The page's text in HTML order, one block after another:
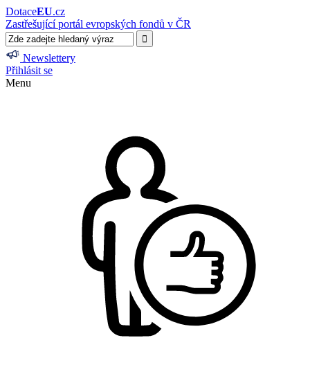
DotaceEU.cz
Zastřešující portál evropských fondů v ČR
Newslettery
Přihlásit se
Menu